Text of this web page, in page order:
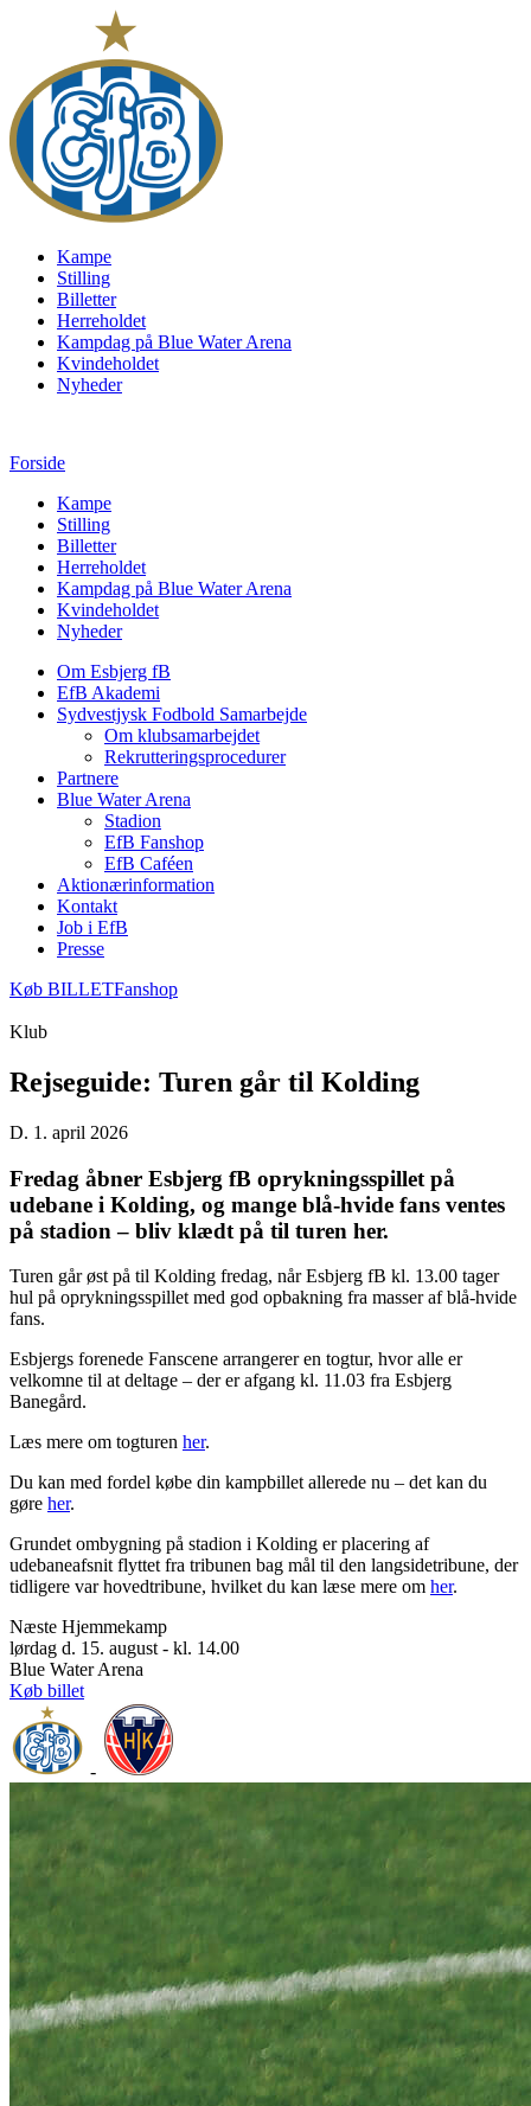
Kampe
Stilling
Billetter
Herreholdet
Kampdag på Blue Water Arena
Kvindeholdet
Nyheder
Forside
Kampe
Stilling
Billetter
Herreholdet
Kampdag på Blue Water Arena
Kvindeholdet
Nyheder
Om Esbjerg fB
EfB Akademi
Sydvestjysk Fodbold Samarbejde
Om klubsamarbejdet
Rekrutteringsprocedurer
Partnere
Blue Water Arena
Stadion
EfB Fanshop
EfB Caféen
Aktionærinformation
Kontakt
Job i EfB
Presse
Køb BILLETFanshop
Klub
Rejseguide: Turen går til Kolding
D. 1. april 2026
Fredag åbner Esbjerg fB oprykningsspillet på
udebane i Kolding, og mange blå-hvide fans ventes
på stadion – bliv klædt på til turen her.
Turen går øst på til Kolding fredag, når Esbjerg fB kl. 13.00 tager
hul på oprykningsspillet med god opbakning fra masser af blå-hvide
fans.
Esbjergs forenede Fanscene arrangerer en togtur, hvor alle er
velkomne til at deltage – der er afgang kl. 11.03 fra Esbjerg
Banegård.
Læs mere om togturen her.
Du kan med fordel købe din kampbillet allerede nu – det kan du
gøre her.
Grundet ombygning på stadion i Kolding er placering af
udebaneafsnit flyttet fra tribunen bag mål til den langsidetribune, der
tidligere var hovedtribune, hvilket du kan læse mere om her.
Næste Hjemmekamp
lørdag d. 15. august - kl. 14.00
Blue Water Arena
Køb billet
-